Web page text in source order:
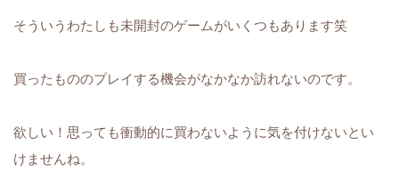
そういうわたしも未開封のゲームがいくつもあります笑
買ったもののプレイする機会がなかなか訪れないのです。
欲しい！思っても衝動的に買わないように気を付けないとい
けませんね。